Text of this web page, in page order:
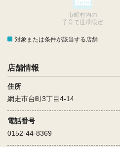
市町村内の
子育て世帯限定
対象または条件が該当する店舗
店舗情報
住所
網走市台町3丁目4-14
電話番号
0152-44-8369